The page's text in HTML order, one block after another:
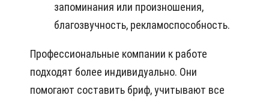
запоминания или произношения,
благозвучность, рекламоспособность.
Профессиональные компании к работе
подходят более индивидуально. Они
помогают составить бриф, учитывают все